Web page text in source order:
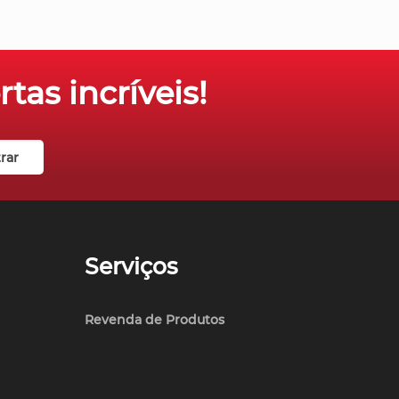
incríveis!
Serviços
Revenda de Produtos